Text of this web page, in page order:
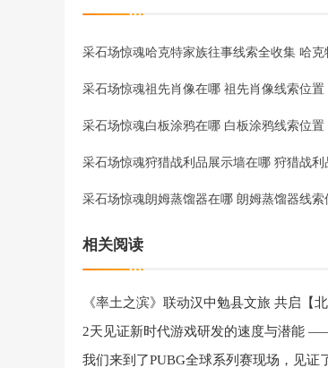
采石场惊魂祖先肖像在哪 祖先肖像线索位置
采石场惊魂白板涂鸦在哪 白板涂鸦线索位置
采石场惊魂狩猎战利品展示墙在哪 狩猎战
采石场惊魂朗姆蒸馏器在哪 朗姆蒸馏器线索
相关阅读
《率土之滨》联动汉中勉县文旅 共启【
我们来到了PUBG全球系列赛现场，见证